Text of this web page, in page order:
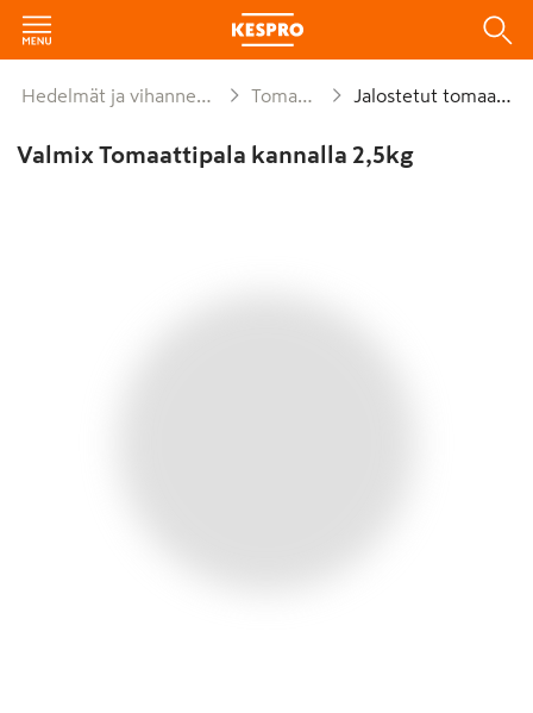
Hedelmät ja vihannekset Tomaatit Jalostetut tomaatit
Valmix Tomaattipala kannalla 2,5kg